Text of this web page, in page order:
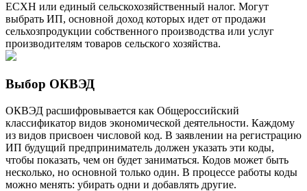
ЕСХН или единый сельскохозяйственный налог. Могут
выбрать ИП, основной доход которых идет от продажи
сельхозпродукции собственного производства или услуг
производителям товаров сельского хозяйства.
Выбор ОКВЭД
ОКВЭД расшифровывается как Общероссийский
классификатор видов экономической деятельности. Каждому
из видов присвоен числовой код. В заявлении на регистрацию
ИП будущий предприниматель должен указать эти коды,
чтобы показать, чем он будет заниматься. Кодов может быть
несколько, но основной только один. В процессе работы коды
можно менять: убирать одни и добавлять другие.